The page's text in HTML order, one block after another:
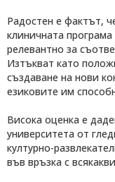
Радостен е фактът,
клиничната
релевантно за
Изтъкват като
създаване на нови
езиковите им
Висока оценка е
университета от
културно-
във връзка с